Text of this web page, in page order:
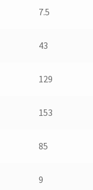
7.5
43
129
153
85
9